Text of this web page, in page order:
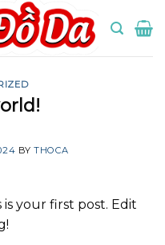
BYTHOCA
your first post. Edit